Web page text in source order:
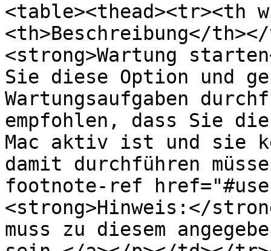
<table><thead><tr><th
<th>Beschreibung</
<strong>Wartung
Sie diese Option und
Wartungsaufgaben
empfohlen, dass Sie
Mac aktiv ist und sie
damit durchführen
footnote-ref
<strong>Hinweis:</
muss zu diesem